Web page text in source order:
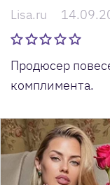
Lisa.ru
Продюсер
комплимента.